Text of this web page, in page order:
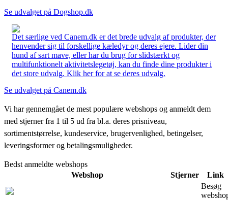
Se udvalget på Dogshop.dk
Det særlige ved Canem.dk er det brede udvalg af produkter, der
henvender sig til forskellige kæledyr og deres ejere. Lider din
hund af sart mave, eller har du brug for slidstærkt og
multifunktionelt aktivitetslegetøj, kan du finde dine produkter i
det store udvalg. Klik her for at se deres udvalg.
Se udvalget på Canem.dk
Vi har gennemgået de mest populære webshops og anmeldt dem
med stjerner fra 1 til 5 ud fra bl.a. deres prisniveau,
sortimentstørrelse, kundeservice, brugervenlighed, betingelser,
leveringsformer og betalingsmuligheder.
Bedst anmeldte webshops
Webshop
Stjerner
Link
Besøg